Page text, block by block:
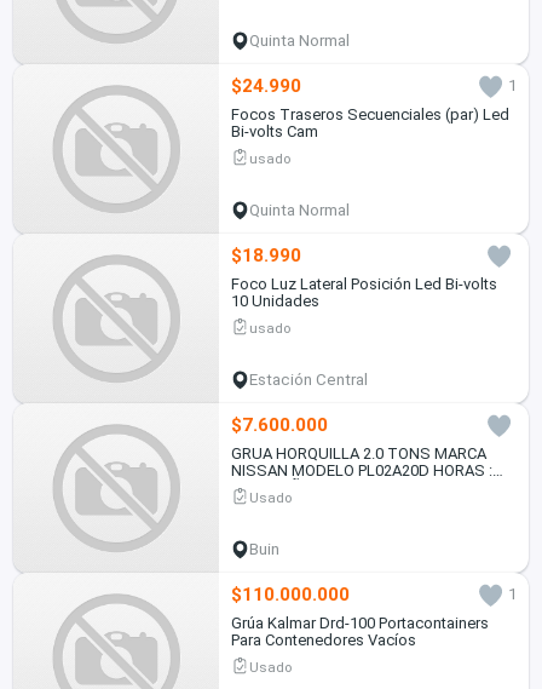
Quinta Normal
$24.990
1
Focos Traseros Secuenciales (par) Led
Bi-volts Cam
usado
Quinta Normal
$18.990
Foco Luz Lateral Posición Led Bi-volts
10 Unidades
usado
Estación Central
$7.600.000
GRUA HORQUILLA 2.0 TONS MARCA
NISSAN MODELO PL02A20D HORAS :
15.077 AÑO 2006
Usado
Buin
$110.000.000
1
Grúa Kalmar Drd-100 Portacontainers
Para Contenedores Vacíos
Usado